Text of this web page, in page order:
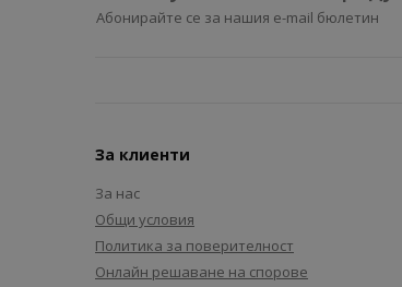
Абонирайте се за нашия e-mail бюлетин
За клиенти
За нас
Общи условия
Политика за поверителност
Онлайн решаване на спорове